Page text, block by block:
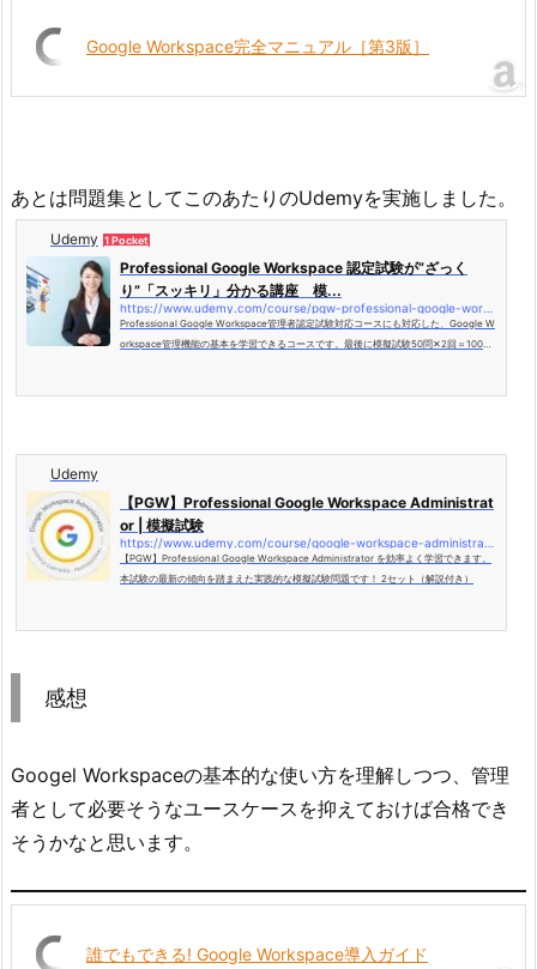
Google Workspace完全マニュアル［第3版］
あとは問題集としてこのあたりのUdemyを実施しました。
Udemy 1 Pocket
Professional Google Workspace 認定試験が”ざっく
り”「スッキリ」分かる講座 模...
Professional Google Workspace管理者認定試験対応コースにも対応した、Google W
orkspace管理機能の基本を学習できるコースです。最後に模擬試験50問✕2回＝100問
Udemy
【PGW】Professional Google Workspace Administrat
or | 模擬試験
【PGW】Professional Google Workspace Administrator を効率よく学習できます。
本試験の最新の傾向を踏まえた実践的な模擬試験問題です！ 2セット（解説付き）
感想
Googel Workspaceの基本的な使い方を理解しつつ、管理
者として必要そうなユースケースを抑えておけば合格でき
そうかなと思います。
誰でもできる! Google Workspace導入ガイド